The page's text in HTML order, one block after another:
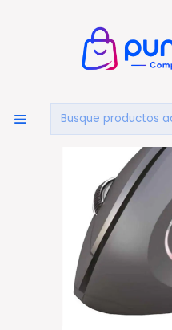
Inicio PUNTO
Mouse Vertical